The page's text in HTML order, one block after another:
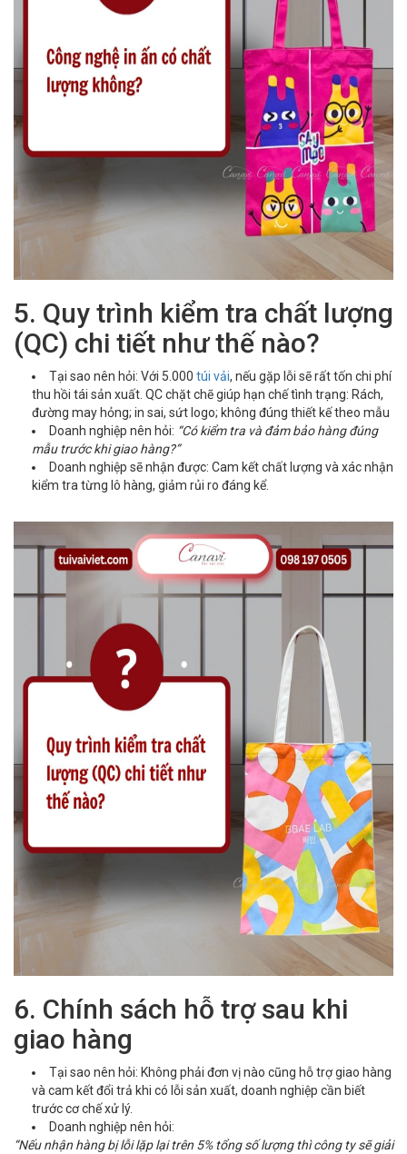
5. Quy trình kiểm tra chất lượng
(QC) chi tiết như thế nào?
Tại sao nên hỏi: Với 5.000 túi vải, nếu gặp lỗi sẽ rất tốn chi phí
thu hồi tái sản xuất. QC chặt chẽ giúp hạn chế tình trạng: Rách,
đường may hỏng; in sai, sứt logo; không đúng thiết kế theo mẫu
Doanh nghiệp nên hỏi: “Có kiểm tra và đảm bảo hàng đúng
mẫu trước khi giao hàng?”
Doanh nghiệp sẽ nhận được: Cam kết chất lượng và xác nhận
kiểm tra từng lô hàng, giảm rủi ro đáng kể.
6. Chính sách hỗ trợ sau khi
giao hàng
Tại sao nên hỏi: Không phải đơn vị nào cũng hỗ trợ giao hàng
và cam kết đổi trả khi có lỗi sản xuất, doanh nghiệp cần biết
trước cơ chế xử lý.
Doanh nghiệp nên hỏi:
“Nếu nhận hàng bị lỗi lặp lại trên 5% tổng số lượng thì công ty sẽ giải